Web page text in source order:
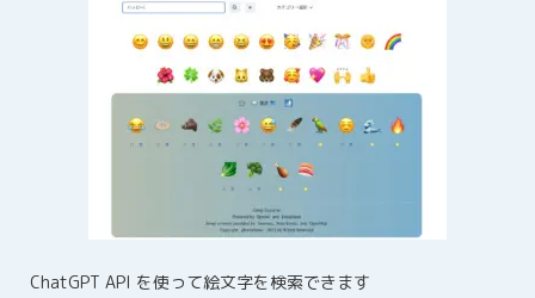
ChatGPT API を使って絵文字を検索できます